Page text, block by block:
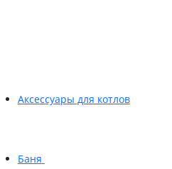
Аксессуары для котлов
Баня